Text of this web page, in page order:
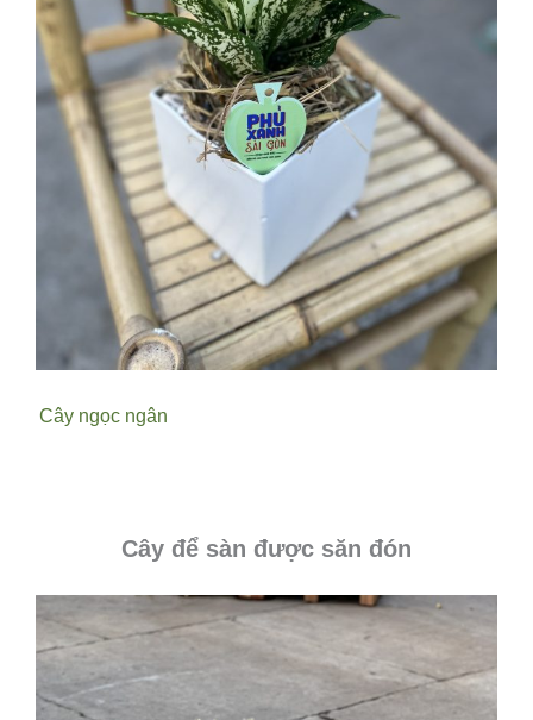
Cây ngọc ngân
Cây để sàn được săn đón